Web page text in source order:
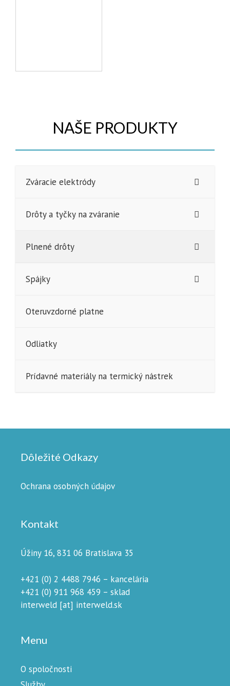
NAŠE PRODUKTY
Zváracie elektródy
Drôty a tyčky na zváranie
Plnené drôty
Spájky
Oteruvzdorné platne
Odliatky
Prídavné materiály na termický nástrek
Dôležité Odkazy
Ochrana osobných údajov
Kontakt
Úžiny 16, 831 06 Bratislava 35
+421 (0) 2 4488 7946 – kancelária
+421 (0) 911 968 459 – sklad
interweld [at] interweld.sk
Menu
O spoločnosti